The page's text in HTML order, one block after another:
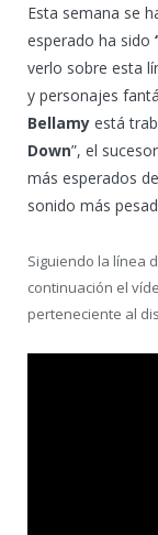
Esta semana se
esperado ha sido
verlo sobre esta
y personajes
Bellamy está
Down”, el
más esperados
sonido más
Siguiendo la línea
continuación el
perteneciente al